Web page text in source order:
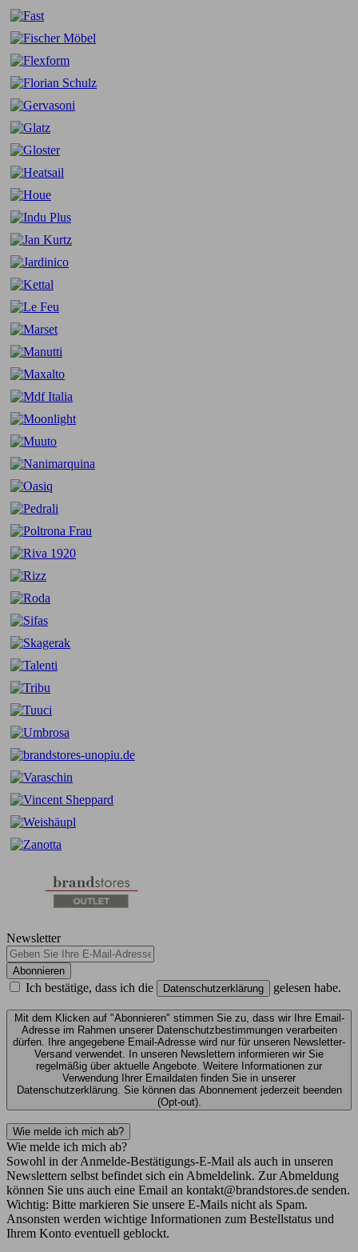
Newsletter
Abonnieren
Ich bestätige, dass ich die Datenschutzerklärung gelesen habe.
Mit dem Klicken auf "Abonnieren" stimmen Sie zu, dass wir Ihre Email-
Adresse im Rahmen unserer Datenschutzbestimmungen verarbeiten
dürfen. Ihre angegebene Email-Adresse wird nur für unseren Newsletter-
Versand verwendet. In unseren Newslettern informieren wir Sie
regelmäßig über aktuelle Angebote. Weitere Informationen zur
Verwendung Ihrer Emaildaten finden Sie in unserer
Datenschutzerklärung. Sie können das Abonnement jederzeit beenden
(Opt-out).
Wie melde ich mich ab?
Wie melde ich mich ab?
Sowohl in der Anmelde-Bestätigungs-E-Mail als auch in unseren
Newslettern selbst befindet sich ein Abmeldelink. Zur Abmeldung
können Sie uns auch eine Email an kontakt@brandstores.de senden.
Wichtig: Bitte markieren Sie unsere E-Mails nicht als Spam.
Ansonsten werden wichtige Informationen zum Bestellstatus und
Ihrem Konto eventuell geblockt.